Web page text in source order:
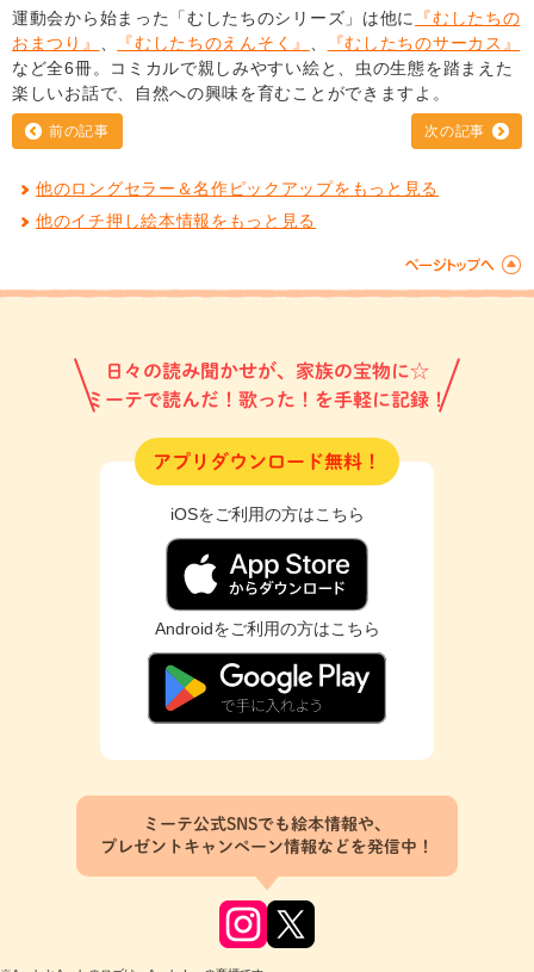
運動会から始まった「むしたちのシリーズ」は他に
『むしたちの
おまつり』
『むしたちのえんそく』
『むしたちのサーカス』
など全6冊。コミカルで親しみやすい絵と、虫の生態を踏まえた
楽しいお話で、自然への興味を育むことができますよ。
前の記事 次の記事
他のロングセラー＆名作ピックアップをもっと見る
他のイチ押し絵本情報をもっと見る
日々の読み聞かせが、家族の宝物に☆
ミーテで読んだ！歌った！を手軽に記録！
アプリダウンロード無料！
iOSをご利用の方はこちら
Androidをご利用の方はこちら
ミーテ公式SNSでも絵本情報や、
プレゼントキャンペーン情報などを発信中！